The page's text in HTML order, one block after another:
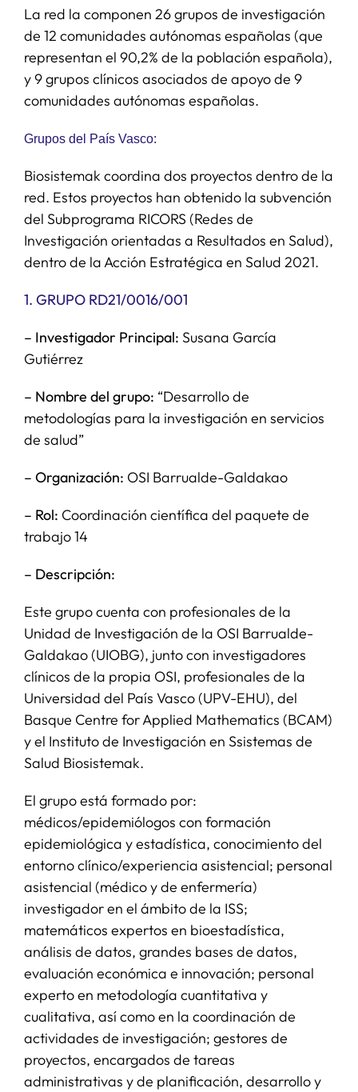
La red la componen 26 grupos de investigación
de 12 comunidades autónomas españolas (que
representan el 90,2% de la población española),
y 9 grupos clínicos asociados de apoyo de 9
comunidades autónomas españolas.
Grupos del País Vasco:
Biosistemak coordina dos proyectos dentro de la
red. Estos proyectos han obtenido la subvención
del Subprograma RICORS (Redes de
Investigación orientadas a Resultados en Salud),
dentro de la Acción Estratégica en Salud 2021.
1. GRUPO RD21/0016/001
– Investigador Principal: Susana García
Gutiérrez
– Nombre del grupo: “Desarrollo de
metodologías para la investigación en servicios
de salud”
– Organización: OSI Barrualde-Galdakao
– Rol: Coordinación científica del paquete de
trabajo 14
– Descripción:
Este grupo cuenta con profesionales de la
Unidad de Investigación de la OSI Barrualde-
Galdakao (UIOBG), junto con investigadores
clínicos de la propia OSI, profesionales de la
Universidad del País Vasco (UPV-EHU), del
Basque Centre for Applied Mathematics (BCAM)
y el Instituto de Investigación en Ssistemas de
Salud Biosistemak.
El grupo está formado por:
médicos/epidemiólogos con formación
epidemiológica y estadística, conocimiento del
entorno clínico/experiencia asistencial; personal
asistencial (médico y de enfermería)
investigador en el ámbito de la ISS;
matemáticos expertos en bioestadística,
análisis de datos, grandes bases de datos,
evaluación económica e innovación; personal
experto en metodología cuantitativa y
cualitativa, así como en la coordinación de
actividades de investigación; gestores de
proyectos, encargados de tareas
administrativas y de planificación, desarrollo y